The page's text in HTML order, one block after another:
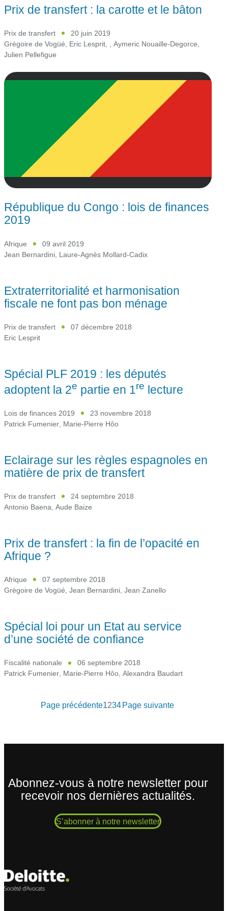
Prix de transfert : la carotte et le bâton
Prix de transfert
20 juin 2019
Grégoire de Vogüé, Eric Lesprit, , Aymeric Nouaille-Degorce,
Julien Pellefigue
République du Congo : lois de finances
2019
Afrique
09 avril 2019
Jean Bernardini Laure-Agnès Mollard-Cadix
Extraterritorialité et harmonisation
fiscale ne font pas bon ménage
Prix de transfert
07 décembre 2018
Eric Lesprit
Spécial PLF 2019 : les députés
adoptent la 2e partie en 1re lecture
Lois de finances 2019
23 novembre 2018
Patrick Fumenier Marie-Pierre Hôo
Eclairage sur les règles espagnoles en
matière de prix de transfert
Prix de transfert
24 septembre 2018
Antonio Baena, Aude Baize
Prix de transfert : la fin de l’opacité en
Afrique ?
Afrique
07 septembre 2018
Grégoire de Vogüé, Jean Bernardini, Jean Zanello
Spécial loi pour un Etat au service
d’une société de confiance
Fiscalité nationale
06 septembre 2018
Patrick Fumenier, Marie-Pierre Hôo, Alexandra Baudart
Page précédente1234Page suivante
Abonnez-vous à notre newsletter pour
recevoir nos dernières actualités.
S’abonner à notre newsletter